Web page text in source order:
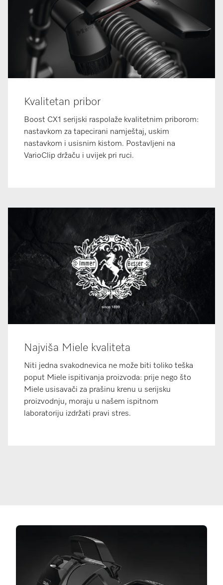
Kvalitetan pribor
Boost CX1 serijski raspolaže kvalitetnim priborom:
nastavkom za tapecirani namještaj, uskim
nastavkom i usisnim kistom. Postavljeni na
VarioClip držaču i uvijek pri ruci.
Najviša Miele kvaliteta
Niti jedna svakodnevica ne može biti toliko teška
poput Miele ispitivanja proizvoda: prije nego što
Miele usisavači za prašinu krenu u serijsku
proizvodnju, moraju u našem ispitnom
laboratoriju izdržati pravi stres.